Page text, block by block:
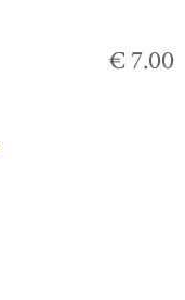
€ 7.00